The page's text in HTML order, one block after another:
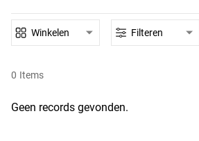
0 Items
Winkelen Filteren
Geen records gevonden.